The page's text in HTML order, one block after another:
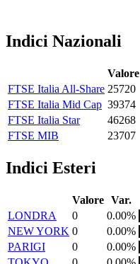
Indici Nazionali
Valore
FTSE Italia All-Share 25720
FTSE Italia Mid Cap 39374
FTSE Italia Star
46268
FTSE MIB
23707
Indici Esteri
Valore Var.
LONDRA
0
0.00%
NEW YORK 0
0.00%
PARIGI
0
0.00%